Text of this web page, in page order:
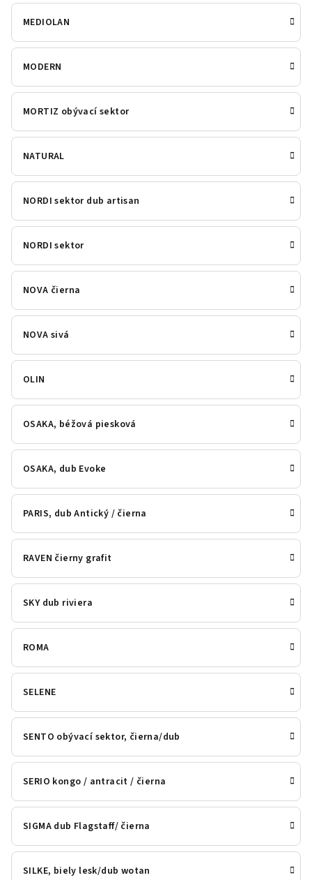
MEDIOLAN
MODERN
MORTIZ obývací sektor
NATURAL
NORDI sektor dub artisan
NORDI sektor
NOVA čierna
NOVA sivá
OLIN
OSAKA, béžová piesková
OSAKA, dub Evoke
PARIS, dub Antický / čierna
RAVEN čierny grafit
SKY dub riviera
ROMA
SELENE
SENTO obývací sektor, čierna/dub
SERIO kongo / antracit / čierna
SIGMA dub Flagstaff/ čierna
SILKE, biely lesk/dub wotan